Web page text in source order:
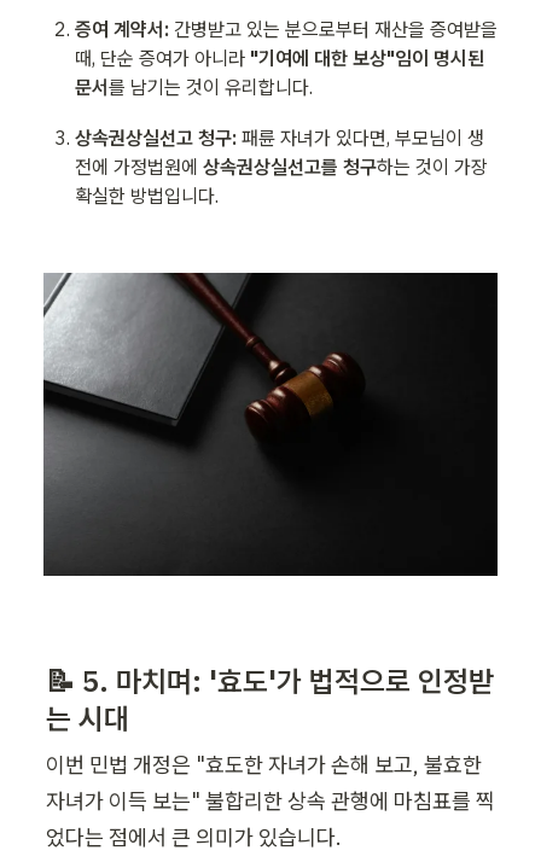
증여 계약서: 간병받고 있는 분으로부터 재산을 증여받을
때, 단순 증여가 아니라 "기여에 대한 보상"임이 명시된
문서를 남기는 것이 유리합니다.
상속권상실선고 청구: 패륜 자녀가 있다면, 부모님이 생
전에 가정법원에 상속권상실선고를 청구하는 것이 가장
확실한 방법입니다.
📝 5. 마치며: '효도'가 법적으로 인정받
는 시대
이번 민법 개정은 "효도한 자녀가 손해 보고, 불효한
자녀가 이득 보는" 불합리한 상속 관행에 마침표를 찍
었다는 점에서 큰 의미가 있습니다.